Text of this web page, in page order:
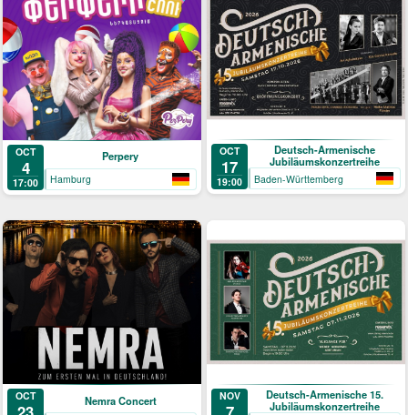
OCT
4
17:00
Perpery
Hamburg
OCT
17
19:00
Deutsch-Armenische
Jubiläumskonzertreihe
Baden-Württemberg
OCT Nemra Concert NOV
Deutsch-Armenische 15.
Jubiläumskonzertreihe